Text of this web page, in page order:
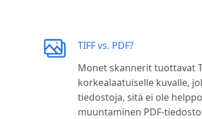
TIFF vs. PDF?
Monet skannerit tuottavat
korkealaatuiselle kuvalle,
tiedostoja, sitä ei ole
muuntaminen PDF-